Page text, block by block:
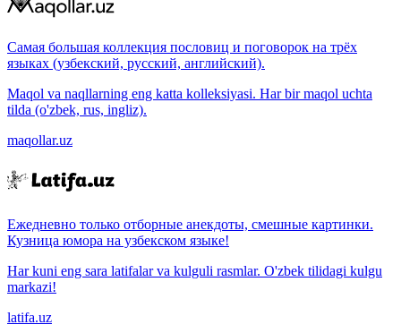
Самая большая коллекция пословиц и поговорок на трёх
языках (узбекский, русский, английский).
Maqol va naqllarning eng katta kolleksiyasi. Har bir maqol uchta
tilda (o'zbek, rus, ingliz).
maqollar.uz
Ежедневно только отборные анекдоты, смешные картинки.
Кузница юмора на узбекском языке!
Har kuni eng sara latifalar va kulguli rasmlar. O'zbek tilidagi kulgu
markazi!
latifa.uz